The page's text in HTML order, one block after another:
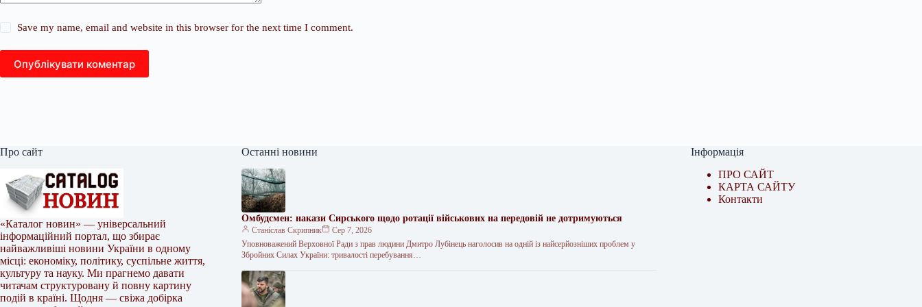
Save my name, email and website in this browser for the next time I comment.
Опублікувати коментар
Про сайт
«Каталог новин» — універсальний
інформаційний портал, що збирає
найважливіші новини України в одному
місці: економіку, політику, суспільне життя,
культуру та науку. Ми прагнемо давати
читачам структуровану й повну картину
подій в країні. Щодня — свіжа добірка
Останні новини
Омбудсмен: накази Сирського щодо ротації військових на передовій не дотримуються
Станіслав Скрипник
Сер 7, 2026
Уповноважений Верховної Ради з прав людини Дмитро Лубінець наголосив на одній із найсерйозніших проблем у
Збройних Силах України: тривалості перебування…
Інформація
ПРО САЙТ
КАРТА САЙТУ
Контакти